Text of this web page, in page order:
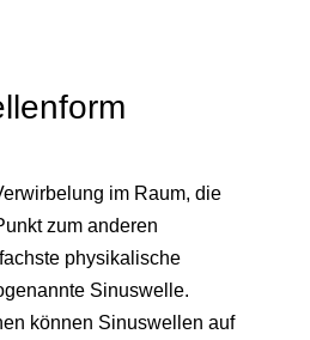
im Raum, die
zum anderen
physikalische
Sinuswelle.
können Sinuswellen auf